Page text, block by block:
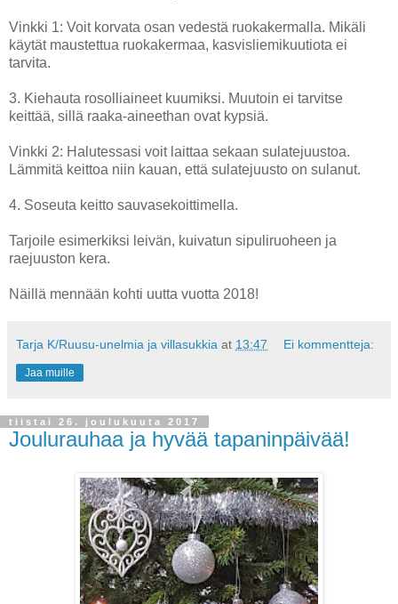
Vinkki 1: Voit korvata osan vedestä ruokakermalla. Mikäli
käytät maustettua ruokakermaa, kasvisliemikuutiota ei
tarvita.
3. Kiehauta rosolliaineet kuumiksi. Muutoin ei tarvitse
keittää, sillä raaka-aineethan ovat kypsiä.
Vinkki 2: Halutessasi voit laittaa sekaan sulatejuustoa.
Lämmitä keittoa niin kauan, että sulatejuusto on sulanut.
4. Soseuta keitto sauvasekoittimella.
Tarjoile esimerkiksi leivän, kuivatun sipuliruoheen ja
raejuuston kera.
Näillä mennään kohti uutta vuotta 2018!
Tarja K/Ruusu-unelmia ja villasukkia at 13:47 Ei kommentteja:
Jaa muille
tiistai 26. joulukuuta 2017
Joulurauhaa ja hyvää tapaninpäivää!